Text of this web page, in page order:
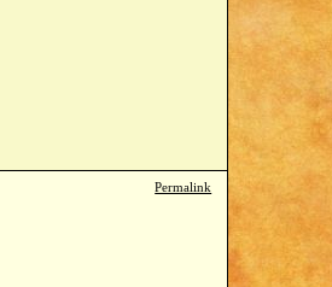
Permalink